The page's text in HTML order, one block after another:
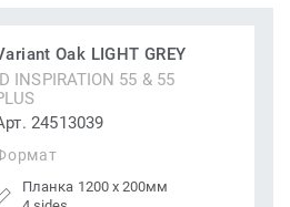
Oak LIGHT GREY
INSPIRATION 55 & 55
24513039
Планка 1200 x 200мм